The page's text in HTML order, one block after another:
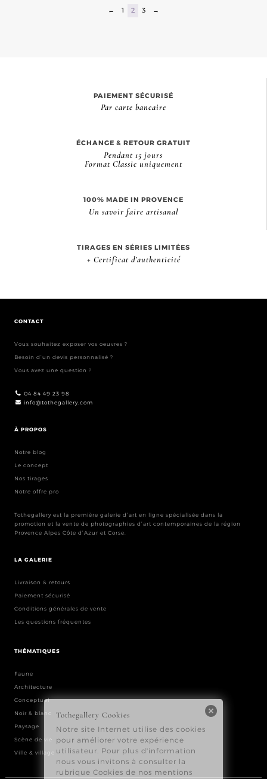
← 1 2 3 →
PAIEMENT SÉCURISÉ
Par carte bancaire
ÉCHANGE & RETOUR GRATUIT
Pendant 15 jours
Format Classic uniquement
100% MADE IN PROVENCE
Un savoir faire artisanal
TIRAGES EN SÉRIES LIMITÉES
+ Certificat d’authenticité
CONTACT
Vous souhaitez exposer vos oeuvres ?
Besoin d’un devis personnalisé ?
Vous avez une question ?
04 84 49 23 98
info@tothegallery.com
À PROPOS
Notre blog
Le concept
Nos tirages
Notre offre pro
Tothegallery est la première galerie d’art en ligne spécialisée dans la
promotion et la vente de photographies d’art contemporaines de la région
Provence Alpes Côte d’Azur et Corse.
LA GALERIE
Livraison & retours
Paiement sécurisé
Conditions générales de vente
Les questions fréquentes
THÉMATIQUES
Faune
Architecture
Conceptuel
Noir & blanc
Paysage
Scène de vie
Ville & village